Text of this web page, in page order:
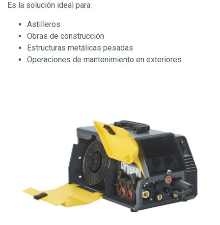
Es la solución ideal para:
Astilleros
Obras de construcción
Estructuras metálicas pesadas
Operaciones de mantenimiento en exteriores